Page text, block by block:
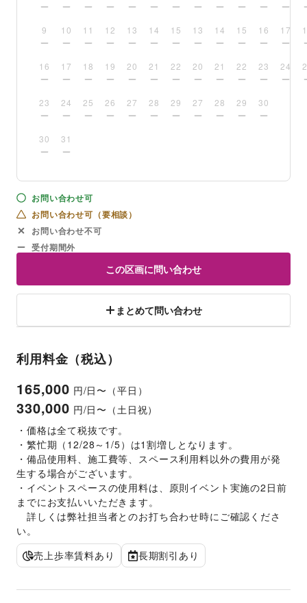
9 10 11 12 13 14 15
16 17 18 19 20 21 22
23 24 25 26 27 28 29
30 31
13 14 15 16 17
20 21 22 23 24
27 28 29 30
お問い合わせ可
お問い合わせ可（要相談）
お問い合わせ不可
受付期間外
この区画に問い合わせ
まとめて問い合わせ
利用料金（税込）
165,000 円/日〜（平日）
330,000 円/日〜（土日祝）
・価格は全て税抜です。
・繁忙期（12/28～1/5）は1割増しとなります。
・備品使用料、施工費等、スペース利用料以外の費用が発
生する場合がございます。
・イベントスペースの使用料は、原則イベント実施の2日前
までにお支払いいただきます。
詳しくは弊社担当者とのお打ち合わせ時にご確認くださ
い。
売上歩率賃料あり
長期割引あり